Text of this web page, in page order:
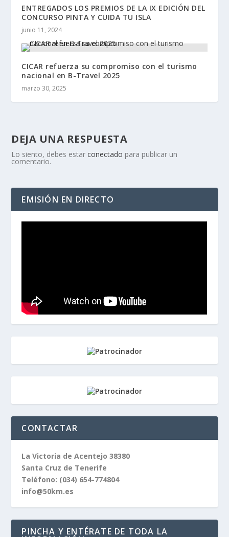
ENTREGADOS LOS PREMIOS DE LA IX EDICIÓN DEL
CONCURSO PINTA Y CUIDA TU ISLA
junio 11, 2024
CICAR refuerza su compromiso con el turismo
nacional en B-Travel 2025
marzo 30, 2025
DEJA UNA RESPUESTA
Lo siento, debes estarconectado para publicar un
comentario.
EMISIÓN EN DIRECTO
CONTACTAR
La Victoria de Acentejo 38380
Santa Cruz de Tenerife
Teléfono: (034) 654-774804
info@50km.es
PINCHA Y ENTÉRATE DE TODA LA